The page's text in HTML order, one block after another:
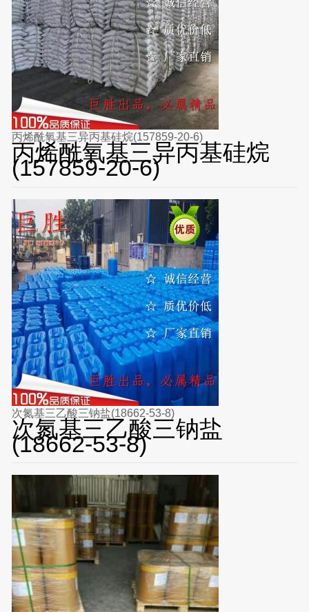
丙烯酰氧基三异丙基硅烷(157859-20-6)
丙烯酰氧基三异丙基硅烷
(157859-20-6)
次氮基三乙酸三钠盐(18662-53-8)
次氮基三乙酸三钠盐
(18662-53-8)